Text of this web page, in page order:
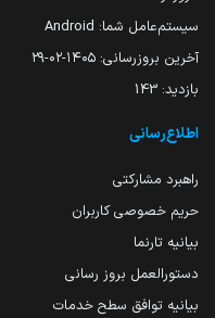
سیستم‌عامل شما: Android
آخرین بروزرسانی: ۱۴۰۵-۰۲-۲۹
بازدید: 143
اطلاع‌رسانی
راهبرد مشارکتی
حریم خصوصی کاربران
بیانیه تارنما
دستورالعمل بروز رسانی
بیانیه توافق سطح خدمات